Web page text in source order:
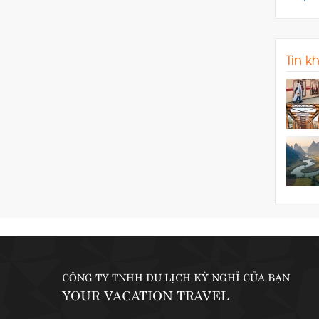
Tin
CÔNG TY TNHH DU LỊCH KỲ NGHỈ CỦA BẠN
YOUR VACATION TRAVEL